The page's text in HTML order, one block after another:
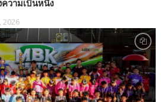
วามเป็นหนึ่ง
2026